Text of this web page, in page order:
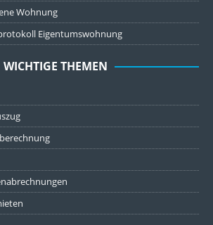
Wohnung
Eigentumswohnung
WICHTIGE THEMEN